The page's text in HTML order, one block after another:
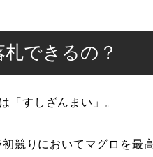
できるの？
「すしざんまい」。
競りにおいてマグロを最